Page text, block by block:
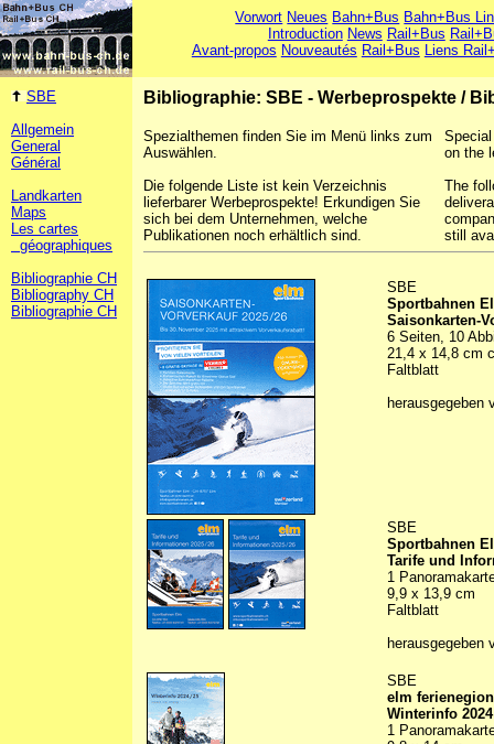
Vorwort Neues Bahn+Bus Bahn+Bus
Introduction News Rail+Bus
Avant-propos Nouveautés Rail+Bus Liens
SBE
Allgemein
General
Général
Landkarten
Maps
Les cartes
géographiques
Bibliographie CH
Bibliography CH
Bibliographie CH
Bibliographie: SBE - Werbeprospekte /
Spezialthemen finden Sie im Menü links zum
Auswählen.
Die folgende Liste ist kein Verzeichnis
lieferbarer Werbeprospekte! Erkundigen Sie
sich bei dem Unternehmen, welche
Publikationen noch erhältlich sind.
on the
The
still
SBE
Sportbahnen
Saisonkarten-
6 Seiten, 10
21,4 x 14,8 cm
Faltblatt
herausgegeben
SBE
Sportbahnen
Tarife und
1
9,9 x 13,9 cm
Faltblatt
herausgegeben
SBE
elm ferienegion
Winterinfo
1